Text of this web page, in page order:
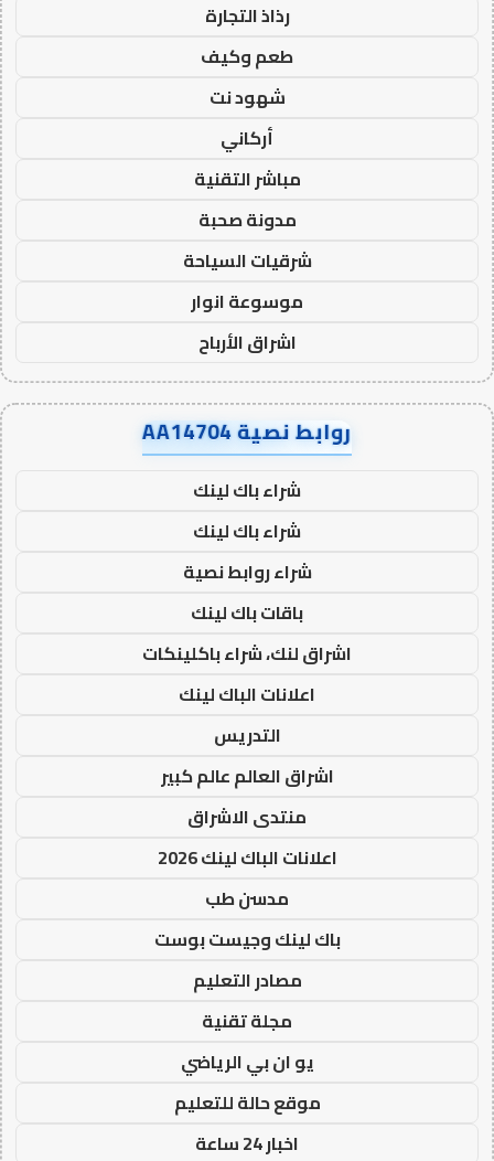
رذاذ التجارة
طعم وكيف
شهود نت
أركاني
مباشر التقنية
مدونة صحبة
شرقيات السياحة
موسوعة انوار
اشراق الأرباح
روابط نصية AA14704
شراء باك لينك
شراء باك لينك
شراء روابط نصية
باقات باك لينك
اشراق لنك، شراء باكلينكات
اعلانات الباك لينك
التدريس
اشراق العالم عالم كبير
منتدى الاشراق
اعلانات الباك لينك 2026
مدسن طب
باك لينك وجيست بوست
مصادر التعليم
مجلة تقنية
يو ان بي الرياضي
موقع حالة للتعليم
اخبار 24 ساعة